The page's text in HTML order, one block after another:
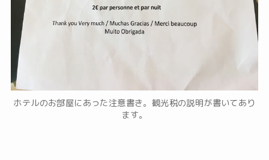
ホテルのお部屋にあった注意書き。観光税の説明が書いてあり
ます。